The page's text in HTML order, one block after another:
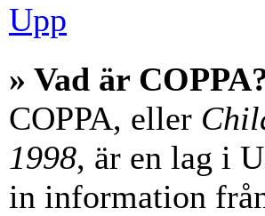
Upp
» Vad är
COPPA, eller
1998, är en lag i
in information